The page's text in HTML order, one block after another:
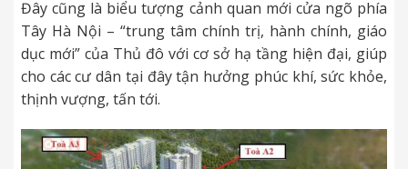
Đây cũng là biểu tượng cảnh quan mới cửa ngõ phía
Tây Hà Nội – “trung tâm chính trị, hành chính, giáo
dục mới” của Thủ đô với cơ sở hạ tầng hiện đại, giúp
cho các cư dân tại đây tận hưởng phúc khí, sức khỏe,
thịnh vượng, tấn tới.